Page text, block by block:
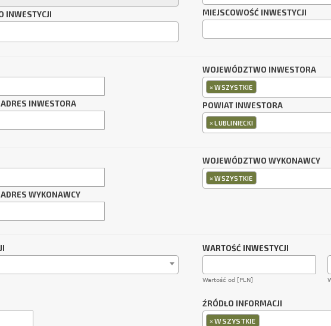
INWESTYCJI MIEJSCOWOŚĆ INWESTYCJI
INWESTORA
WOJEWÓDZTWO INWESTORA
×WSZYSTKIE
POWIAT INWESTORA
×LUBLINIECKI
WYKONAWCY
WOJEWÓDZTWO WYKONAWCY
×WSZYSTKIE
WARTOŚĆ INWESTYCJI
Wartość od [PLN]
ŹRÓDŁO INFORMACJI
×WSZYSTKIE